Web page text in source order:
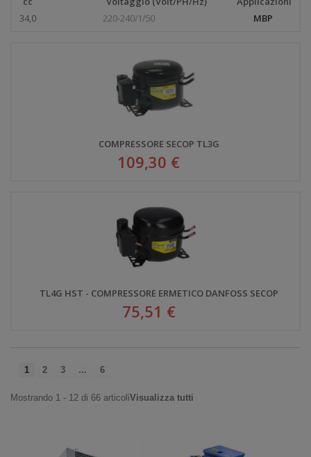
34,0
220-240/1/50 MBP
COMPRESSORE SECOP TL3G
109,30 €
TL4G HST - COMPRESSORE ERMETICO DANFOSS SECOP
75,51 €
1 2 3 ... 6
Mostrando 1 - 12 di 66 articoliVisualizza tutti